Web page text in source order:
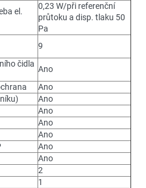
el.
0,23 W/při referenční
průtoku a disp. tlaku 50
Pa
9
čidla
Ano
Ano
Ano
Ano
Ano
Ano
Ano
Ano
2
1